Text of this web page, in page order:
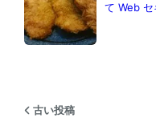
て Web セ
古い投稿